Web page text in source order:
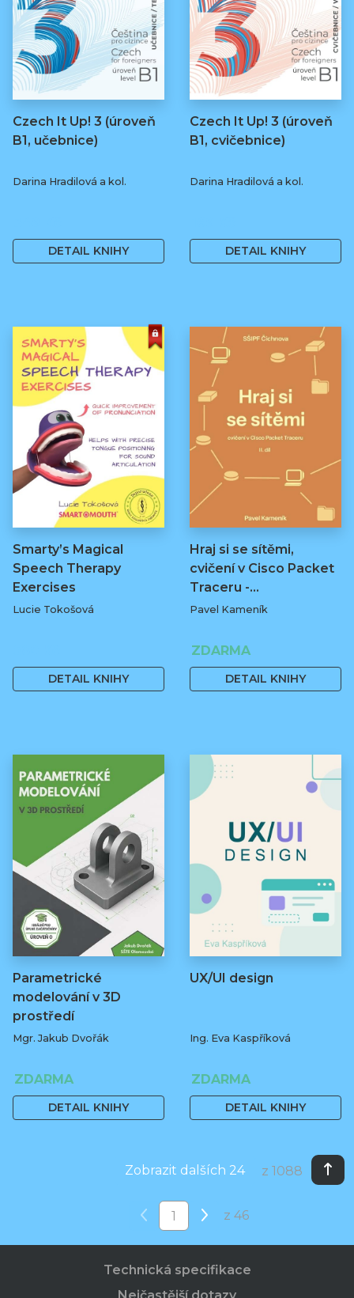
Czech It Up! 3 (úroveň
B1, učebnice)
Darina Hradilová a kol.
DETAIL KNIHY
Czech It Up! 3 (úroveň
B1, cvičebnice)
Darina Hradilová a kol.
DETAIL KNIHY
Smarty’s Magical
Speech Therapy
Exercises
Lucie Tokošová
DETAIL KNIHY
Hraj si se sítěmi,
cvičení v Cisco Packet
Traceru -…
Pavel Kameník
ZDARMA
DETAIL KNIHY
Parametrické
modelování v 3D
prostředí
Mgr. Jakub Dvořák
ZDARMA
DETAIL KNIHY
UX/UI design
Ing. Eva Kaspříková
ZDARMA
DETAIL KNIHY
Zobrazit dalších 24 z 1088
z 46
Technická specifikace
Nejčastější dotazy